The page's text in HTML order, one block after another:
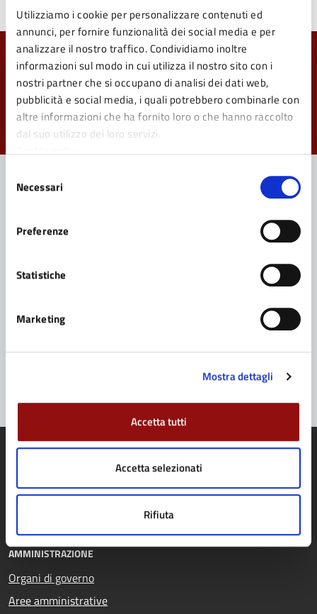
Utilizziamo i cookie per personalizzare contenuti ed
annunci, per fornire funzionalità dei social media e per
analizzare il nostro traffico. Condividiamo inoltre
informazioni sul modo in cui utilizza il nostro sito con i
nostri partner che si occupano di analisi dei dati web,
pubblicità e social media, i quali potrebbero combinarle con
altre informazioni che ha fornito loro o che hanno raccolto
dal suo utilizzo dei loro servizi.
delNecessari
Preferenze
Statistiche
Marketing
Mostra dettagli
Accetta tutti
Accetta selezionati
Rifiuta
Quanto sono chiare le informazioni su questa
pagina?
Valuta da 1 a 5 stelle la pagina
Valuta 5 stelle su 5
Valuta 4 stelle su 5
Valuta 3 stelle su 5
Valuta 2 stelle su 5
Valuta 1 stelle su 5
Richiedi assistenza
Comune di Fidenza
AMMINISTRAZIONE
Organi di governo
Aree amministrative